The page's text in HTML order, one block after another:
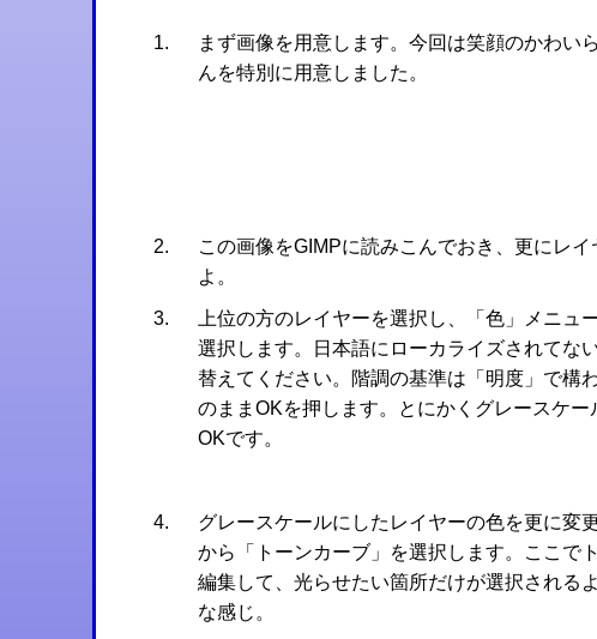
まず画像を用意します。今回は笑顔のかわい
んを特別に用意しました。
この画像をGIMPに読みこんでおき、更にレ
よ。
上位の方のレイヤーを選択し、「色」メニュ
選択します。日本語にローカライズされてな
替えてください。階調の基準は「明度」で構
のままOKを押します。とにかくグレースケー
OKです。
グレースケールにしたレイヤーの色を更に変
から「トーンカーブ」を選択します。ここで
編集して、光らせたい箇所だけが選択される
な感じ。